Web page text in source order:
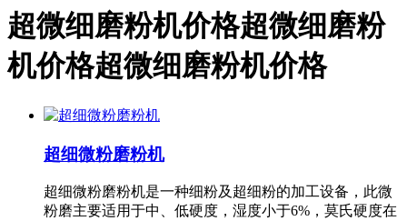
超微细磨粉机价格超微细磨粉
机价格超微细磨粉机价格
超细微粉磨粉机
超细微粉磨粉机是一种细粉及超细粉的加工设备，此微
粉磨主要适用于中、低硬度，湿度小于6%，莫氏硬度在